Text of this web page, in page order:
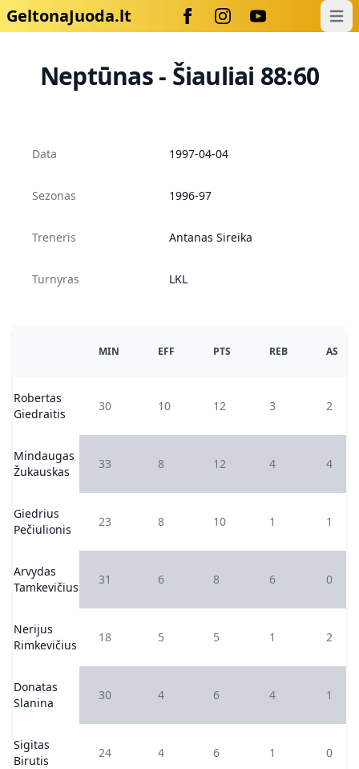
GeltonaJuoda.lt
Neptūnas - Šiauliai 88:60
Data 1997-04-04
Sezonas 1996-97
Treneris Antanas Sireika
Turnyras LKL
MIN EFF PTS REB AS
Robertas
Giedraitis
30 10 12 3 2
Mindaugas
Žukauskas
33 8 12 4 4
Giedrius
Pečiulionis
23 8 10 1 1
Arvydas
Tamkevičius
31 6 8 6 0
Nerijus
Rimkevičius
18 5 5 1 2
Donatas
Slanina
30 4 6 4 1
Sigitas
Birutis
24 4 6 1 0